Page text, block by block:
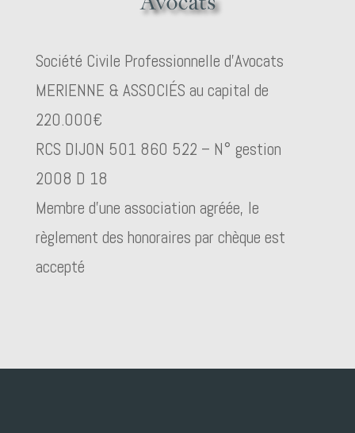
Société Civile Professionnelle d’Avocats
MERIENNE & ASSOCIÉS au capital de
220.000€
RCS DIJON 501 860 522 – N° gestion
2008 D 18
Membre d’une association agréée, le
règlement des honoraires par chèque est
accepté